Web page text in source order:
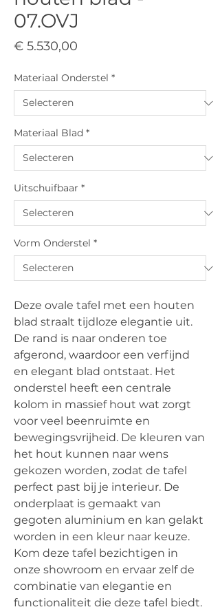
07.OVJ
€ 5.530,00
Materiaal Onderstel *
Materiaal Blad *
Uitschuifbaar *
Vorm Onderstel *
Deze ovale tafel met een houten
blad straalt tijdloze elegantie uit.
De rand is naar onderen toe
afgerond, waardoor een verfijnd
en elegant blad ontstaat. Het
onderstel heeft een centrale
kolom in massief hout wat zorgt
voor veel beenruimte en
bewegingsvrijheid. De kleuren van
het hout kunnen naar wens
gekozen worden, zodat de tafel
perfect past bij je interieur. De
onderplaat is gemaakt van
gegoten aluminium en kan gelakt
worden in een kleur naar keuze.
Kom deze tafel bezichtigen in
onze showroom en ervaar zelf de
combinatie van elegantie en
functionaliteit die deze tafel biedt.